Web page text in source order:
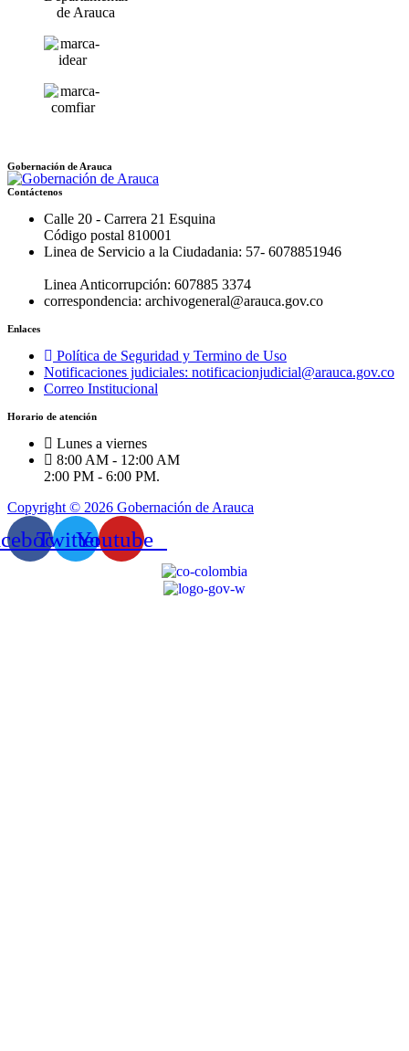
Gobernación de Arauca
Contáctenos
Calle 20 - Carrera 21 Esquina
Código postal 810001
Linea de Servicio a la Ciudadania: 57- 6078851946
Linea Anticorrupción: 607885 3374
correspondencia: archivogeneral@arauca.gov.co
Enlaces
Política de Seguridad y Termino de Uso
Notificaciones judiciales: notificacionjudicial@arauca.gov.co
Correo Institucional
Horario de atención
Lunes a viernes
8:00 AM - 12:00 AM
2:00 PM - 6:00 PM.
Copyright © 2026 Gobernación de Arauca
TwitterYoutube